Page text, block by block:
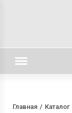
Главная Каталог